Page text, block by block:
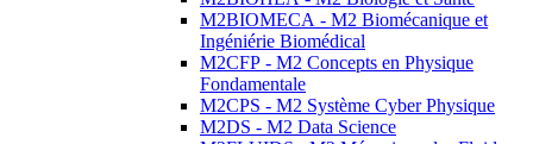
M2BIOMECA - M2 Biomécanique et
Ingéniérie Biomédical
M2CFP - M2 Concepts en Physique
Fondamentale
M2CPS - M2 Système Cyber Physique
M2DS - M2 Data Science